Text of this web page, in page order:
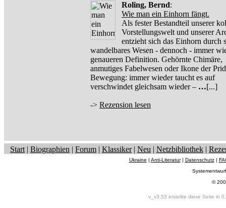
Roling, Bernd:
Wie man ein Einhorn fängt.
Als fester Bestandteil unserer
Vorstellungswelt und unserer
entzieht sich das Einhorn durch
wandelbares Wesen - dennoch - immer
genaueren Definition. Gehörnte Chimäre,
anmutiges Fabelwesen oder Ikone der
Bewegung: immer wieder taucht es auf
verschwindet gleichsam wieder – …[...]
-> Rezension lesen
Start | Biographien | Forum | Klassiker| Neu | Netzbibliothek |
Ukraine | Anti-Literatur| Datenschutz|
©
v_v3.53 erstellte diese Seite in